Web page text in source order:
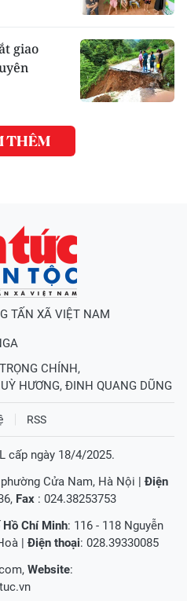
giao
THÊM
TẤN XÃ VIỆT NAM
CHÍNH,
HƯƠNG, ĐINH QUANG DŨNG
RSS
cấp ngày 18/4/2025.
Cửa Nam, Hà Nội |Điện
Fax : 024.38253753
Chí Minh: 116 - 118 Nguyễn
|Điện thoại: 028.39330085
, Website: